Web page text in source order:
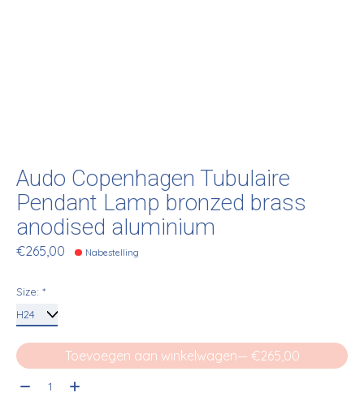
Audo Copenhagen Tubulaire
Pendant Lamp bronzed brass
anodised aluminium
€265,00 Nabestelling
Size: *
Toevoegen aan winkelwagen
— €265,00
Aantal: